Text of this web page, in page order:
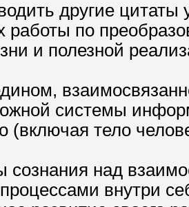
другие цитаты
работы по
и полезной
системы
(включая тело
над
внутри